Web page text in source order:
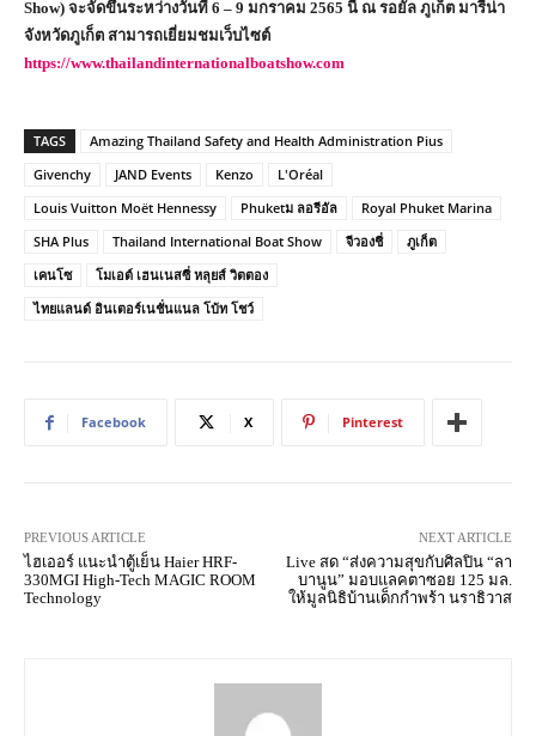
Show) จะจัดขึ้นระหว่างวันที่ 6 – 9 มกราคม 2565 นี้ ณ รอยัล ภูเก็ต มารีน่า
จังหวัดภูเก็ต สามารถเยี่ยมชมเว็บไซต์
https://www.thailandinternationalboatshow.com
TAGS
Amazing Thailand Safety and Health Administration Pius
Givenchy
JAND Events Kenzo
L'Oréal
Louis Vuitton Moët Hennessy
Phuketม ลอรีอัล
Royal Phuket Marina
SHA Plus
Thailand International Boat Show จีวองชี่
ภูเก็ต
เคนโซ
โมเอต์ เฮนเนสซี่ หลุยส์ วิตตอง
ไทยแลนด์ อินเตอร์เนชั่นแนล โบ้ท โชว์
Facebook X Pinterest
PREVIOUS ARTICLE
ไฮเออร์ แนะนำตู้เย็น Haier HRF-
330MGI High-Tech MAGIC ROOM
Technology
NEXT ARTICLE
Live สด “ส่งความสุขกับศิลปิน “ลา
บานูน” มอบแลคตาซอย 125 มล.
ให้มูลนิธิบ้านเด็กกำพร้า นราธิวาส